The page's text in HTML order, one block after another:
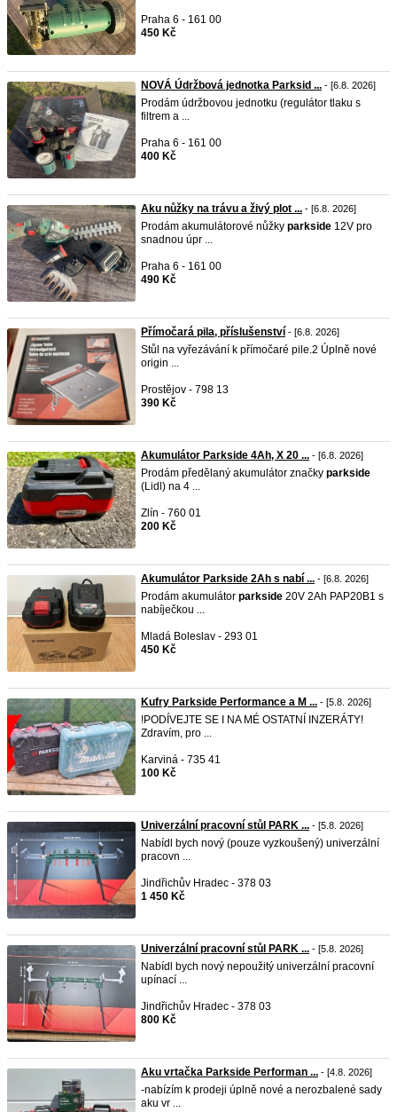
Praha 6 - 161 00
450 Kč
NOVÁ Údržbová jednotka Parksid ... - [6.8. 2026]
Prodám údržbovou jednotku (regulátor tlaku s
filtrem a ...
Praha 6 - 161 00
400 Kč
Aku nůžky na trávu a živý plot ... - [6.8. 2026]
Prodám akumulátorové nůžky parkside 12V pro
snadnou úpr ...
Praha 6 - 161 00
490 Kč
Přímočará pila, příslušenství - [6.8. 2026]
Stůl na vyřezávání k přímočaré pile.2 Úplně nové
origin ...
Prostějov - 798 13
390 Kč
Akumulátor Parkside 4Ah, X 20 ... - [6.8. 2026]
Prodám předělaný akumulátor značky parkside
(Lidl) na 4 ...
Zlín - 760 01
200 Kč
Akumulátor Parkside 2Ah s nabí ... - [6.8. 2026]
Prodám akumulátor parkside 20V 2Ah PAP20B1 s
nabíječkou ...
Mladá Boleslav - 293 01
450 Kč
Kufry Parkside Performance a M ... - [5.8. 2026]
!PODÍVEJTE SE I NA MÉ OSTATNÍ INZERÁTY!
Zdravím, pro ...
Karviná - 735 41
100 Kč
Univerzální pracovní stůl PARK ... - [5.8. 2026]
Nabídl bych nový (pouze vyzkoušený) univerzální
pracovn ...
Jindřichův Hradec - 378 03
1 450 Kč
Univerzální pracovní stůl PARK ... - [5.8. 2026]
Nabídl bych nový nepoužitý univerzální pracovní
upínací ...
Jindřichův Hradec - 378 03
800 Kč
Aku vrtačka Parkside Performan ... - [4.8. 2026]
-nabízím k prodeji úplně nové a nerozbalené sady
aku vr ...